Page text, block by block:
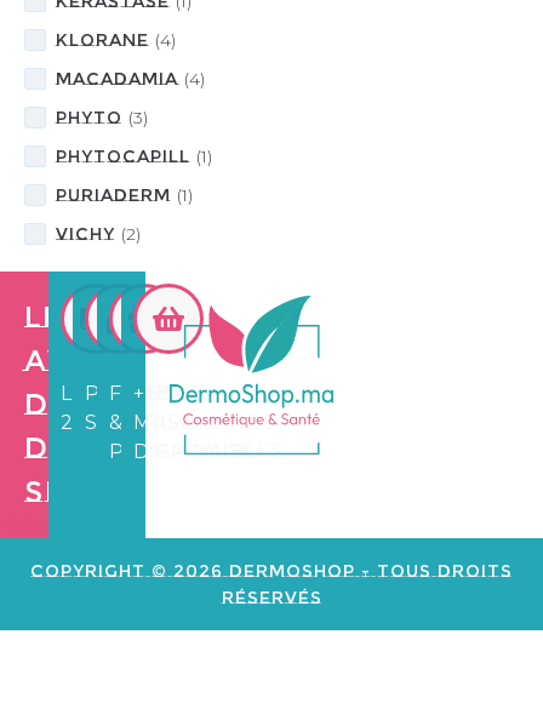
KLORANE (4)
MACADAMIA (4)
PHYTO (3)
Phytocapill (1)
Puriaderm (1)
VICHY (2)
Les
avantages
de
Dermo
Shop
LIVRAISON
24/72H
PAIEMENT
SÉCURISÉ
FIDÉLITÉ
&
PARRAINAGE
+3.500
MARCHANDS
DISPONIBLES
Copyright © 2026 Dermoshop - Tous Droits
Réservés